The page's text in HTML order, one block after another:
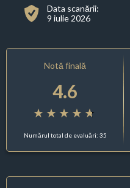
Data scanării:
9 iulie 2026
Notă finală
4.6
Numărul total de evaluări: 35